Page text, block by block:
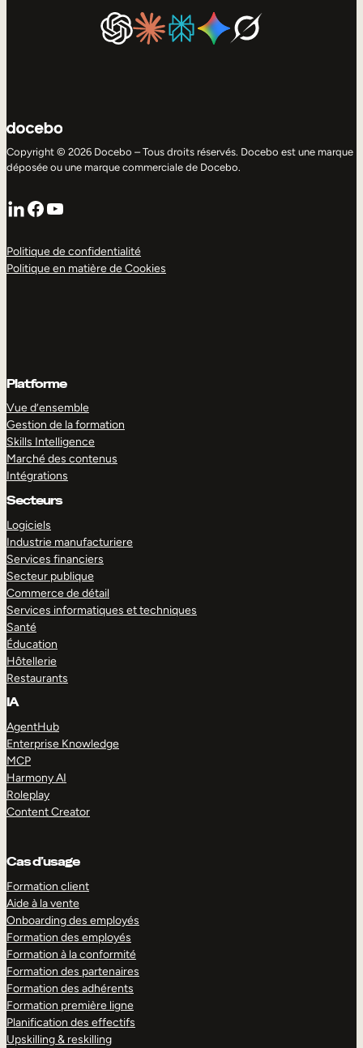
Copyright © 2026 Docebo – Tous droits réservés. Docebo est une marque
déposée ou une marque commerciale de Docebo.
LinkedIn
Facebook
YouTube
Politique de confidentialité
Politique en matière de Cookies
Platforme
Vue d’ensemble
Gestion de la formation
Skills Intelligence
Marché des contenus
Intégrations
Secteurs
Logiciels
Industrie manufacturiere
Services financiers
Secteur publique
Commerce de détail
Services informatiques et techniques
Santé
Éducation
Hôtellerie
Restaurants
IA
AgentHub
Enterprise Knowledge
MCP
Harmony AI
Roleplay
Content Creator
Cas d’usage
Formation client
Aide à la vente
Onboarding des employés
Formation des employés
Formation à la conformité
Formation des partenaires
Formation des adhérents
Formation première ligne
Planification des effectifs
Upskilling & reskilling